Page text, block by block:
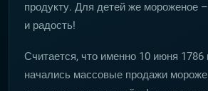
продукту. Для детей же мороженое
и радость!
Считается, что именно 10 июня
начались массовые продажи